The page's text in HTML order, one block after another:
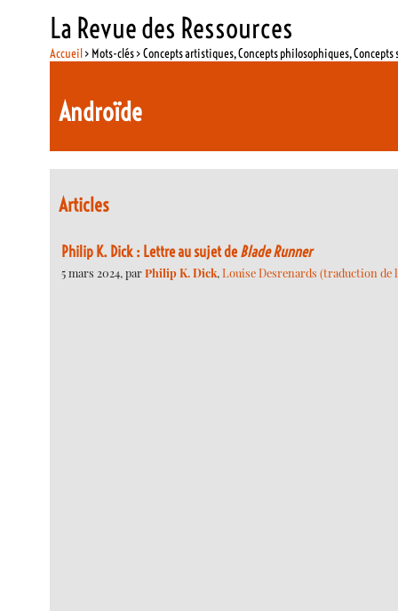
La Revue des Ressources
Accueil> Mots-clés > Concepts artistiques, Concepts philosophiques,
Androïde
Articles
Philip K. Dick : Lettre au sujet de Blade Runner
5 mars 2024, parPhilip K. Dick,Louise Desrenards (traduction de